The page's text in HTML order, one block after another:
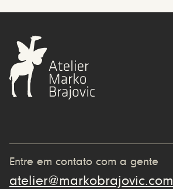
Entre em contato com a gente
atelier@markobrajovic.com